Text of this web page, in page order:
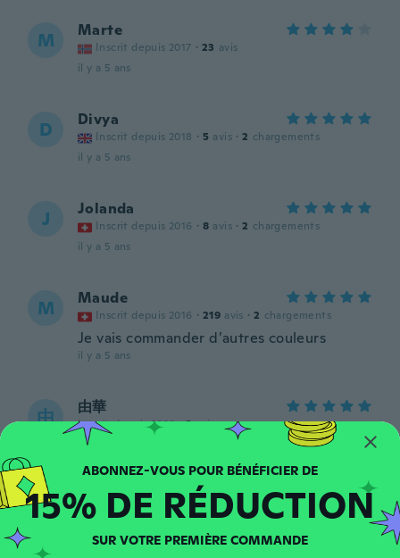
M Marte
Inscrit depuis 2017 · 23 avis
il y a 5 ans
D Divya
Inscrit depuis 2018 · 5 avis · 2 chargements
il y a 5 ans
J Jolanda
Inscrit depuis 2016 · 8 avis · 2 chargements
il y a 5 ans
M Maude
Inscrit depuis 2016 · 219 avis · 2 chargements
Je vais commander d’autres couleurs
il y a 5 ans
由 由華
Inscrit depuis 2020 · 3 avis
il y a 5 ans
F Faith
Inscrit depuis 2017 · 5
avis
15% DE RÉDUCTION
SUR VOTRE PREMIÈRE COMMANDE